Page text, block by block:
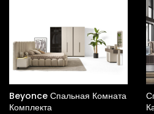
Beyonce Спальная Комната
Комплекта